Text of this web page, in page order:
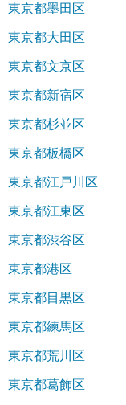
東京都墨田区
東京都大田区
東京都文京区
東京都新宿区
東京都杉並区
東京都板橋区
東京都江戸川区
東京都江東区
東京都渋谷区
東京都港区
東京都目黒区
東京都練馬区
東京都荒川区
東京都葛飾区